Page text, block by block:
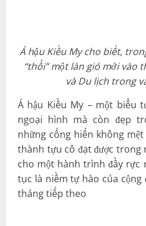
Á hậu Kiều My cho biết,
“thổi” một làn gió mới vào
và Du lịch trong
Á hậu Kiều My – một biểu
ngoại hình mà còn đẹp
những cống hiến không
thành tựu cô đạt được trong
cho một hành trình đầy rực
tục là niềm tự hào của
tháng tiếp theo